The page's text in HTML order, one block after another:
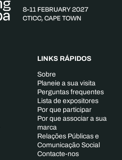
LINKS RÁPIDOS
Sobre
Planeie a sua visita
Perguntas frequentes
Lista de expositores
Por que participar
Por que associar a sua
marca
Relações Públicas e
Comunicação Social
Contacte-nos